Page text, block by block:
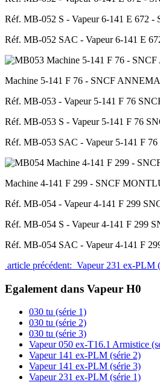
Réf. MB-052 S - Vapeur 6-141 E 672 -
Réf. MB-052 SAC - Vapeur 6-141 E
Machine 5-141 F 76 - SNCF
Réf. MB-053 - Vapeur 5-141 F 76
Réf. MB-053 S - Vapeur 5-141 F 76
Réf. MB-053 SAC - Vapeur 5-141 F
Machine 4-141 F 299 - SNCF
Réf. MB-054 - Vapeur 4-141 F 299
Réf. MB-054 S - Vapeur 4-141 F 299
Réf. MB-054 SAC - Vapeur 4-141 F
article précédent: Vapeur 231 ex-PLM
Egalement dans Vapeur H0
030 tu (série 1)
030 tu (série 2)
030 tu (série 3)
Vapeur 050 ex-T16.1 Armistice
Vapeur 141 ex-PLM (série 2)
Vapeur 141 ex-PLM (série 3)
Vapeur 231 ex-PLM (série 1)